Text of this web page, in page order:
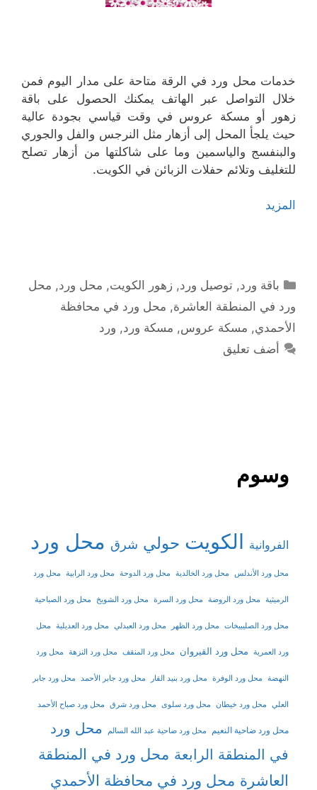
خدمات محل ورد في الرقة متاحة على مدار اليوم فمن
خلال التواصل عبر الهاتف يمكنك الحصول على باقة
زهور أو مسكة عروس في وقت قياسي بجودة عالية
حيث يلجأ المحل إلى أزهار مثل النرجس والفل والجوري
والبنفسج والياسمين وما على شاكلتها من أزهار تصلح
للتغليف وتلائم حفلات الزبائن في الكويت.
المزيد
التصنيفات
باقة ورد,توصيل ورد,زهور الكويت, محل ورد, محل
ورد في المنطقة العاشرة, محل ورد في محافظة
الأحمدي, مسكة عروس, مسكة ورد, ورد
أضف تعليق
وسوم
الفروانية الكويت حولي شرق محل ورد
محل ورد الأندلس محل ورد الخالدية محل ورد الدوحة محل ورد الرابية محل ورد
الرميثية محل ورد الروضة محل ورد السرة محل ورد الشويخ محل ورد الصباحية
محل ورد الصليبيخات محل ورد الظهر محل ورد العبدلي محل ورد العديلية محل
ورد العمرية محل ورد القيروان محل ورد المنقف محل ورد النزهة محل ورد
النهضة محل ورد الوفرة محل ورد بنيد القار محل ورد جابر الأحمد محل ورد جابر
العلي محل ورد خيطان محل ورد سلوى محل ورد شرق محل ورد صباح الأحمد
محل ورد ضاحية النعيم محل ورد ضاحية عبد الله السالم
محل ورد
في المنطقة الرابعة محل ورد في المنطقة
العاشرة محل ورد في محافظة الأحمدي